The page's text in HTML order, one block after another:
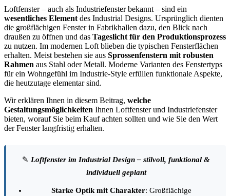
Loftfenster – auch als Industriefenster bekannt – sind ein
wesentliches Element des Industrial Designs. Ursprünglich dienten
die großflächigen Fenster in Fabrikhallen dazu, den Blick nach
draußen zu öffnen und das Tageslicht für den Produktionsprozess
zu nutzen. Im modernen Loft blieben die typischen Fensterflächen
erhalten. Meist bestehen sie aus Sprossenfenstern mit robusten
Rahmen aus Stahl oder Metall. Moderne Varianten des Fenstertyps
für ein Wohngefühl im Industrie-Style erfüllen funktionale Aspekte,
die heutzutage elementar sind.
Wir erklären Ihnen in diesem Beitrag, welche
Gestaltungsmöglichkeiten Ihnen Loftfenster und Industriefenster
bieten, worauf Sie beim Kauf achten sollten und wie Sie den Wert
der Fenster langfristig erhalten.
✎ Loftfenster im Industrial Design – stilvoll, funktional &
individuell geplant
Starke Optik mit Charakter: Großflächige